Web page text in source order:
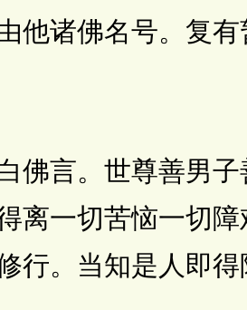
他诸佛名号。复
言。世尊善男子
离一切苦恼一切
行。当知是人即